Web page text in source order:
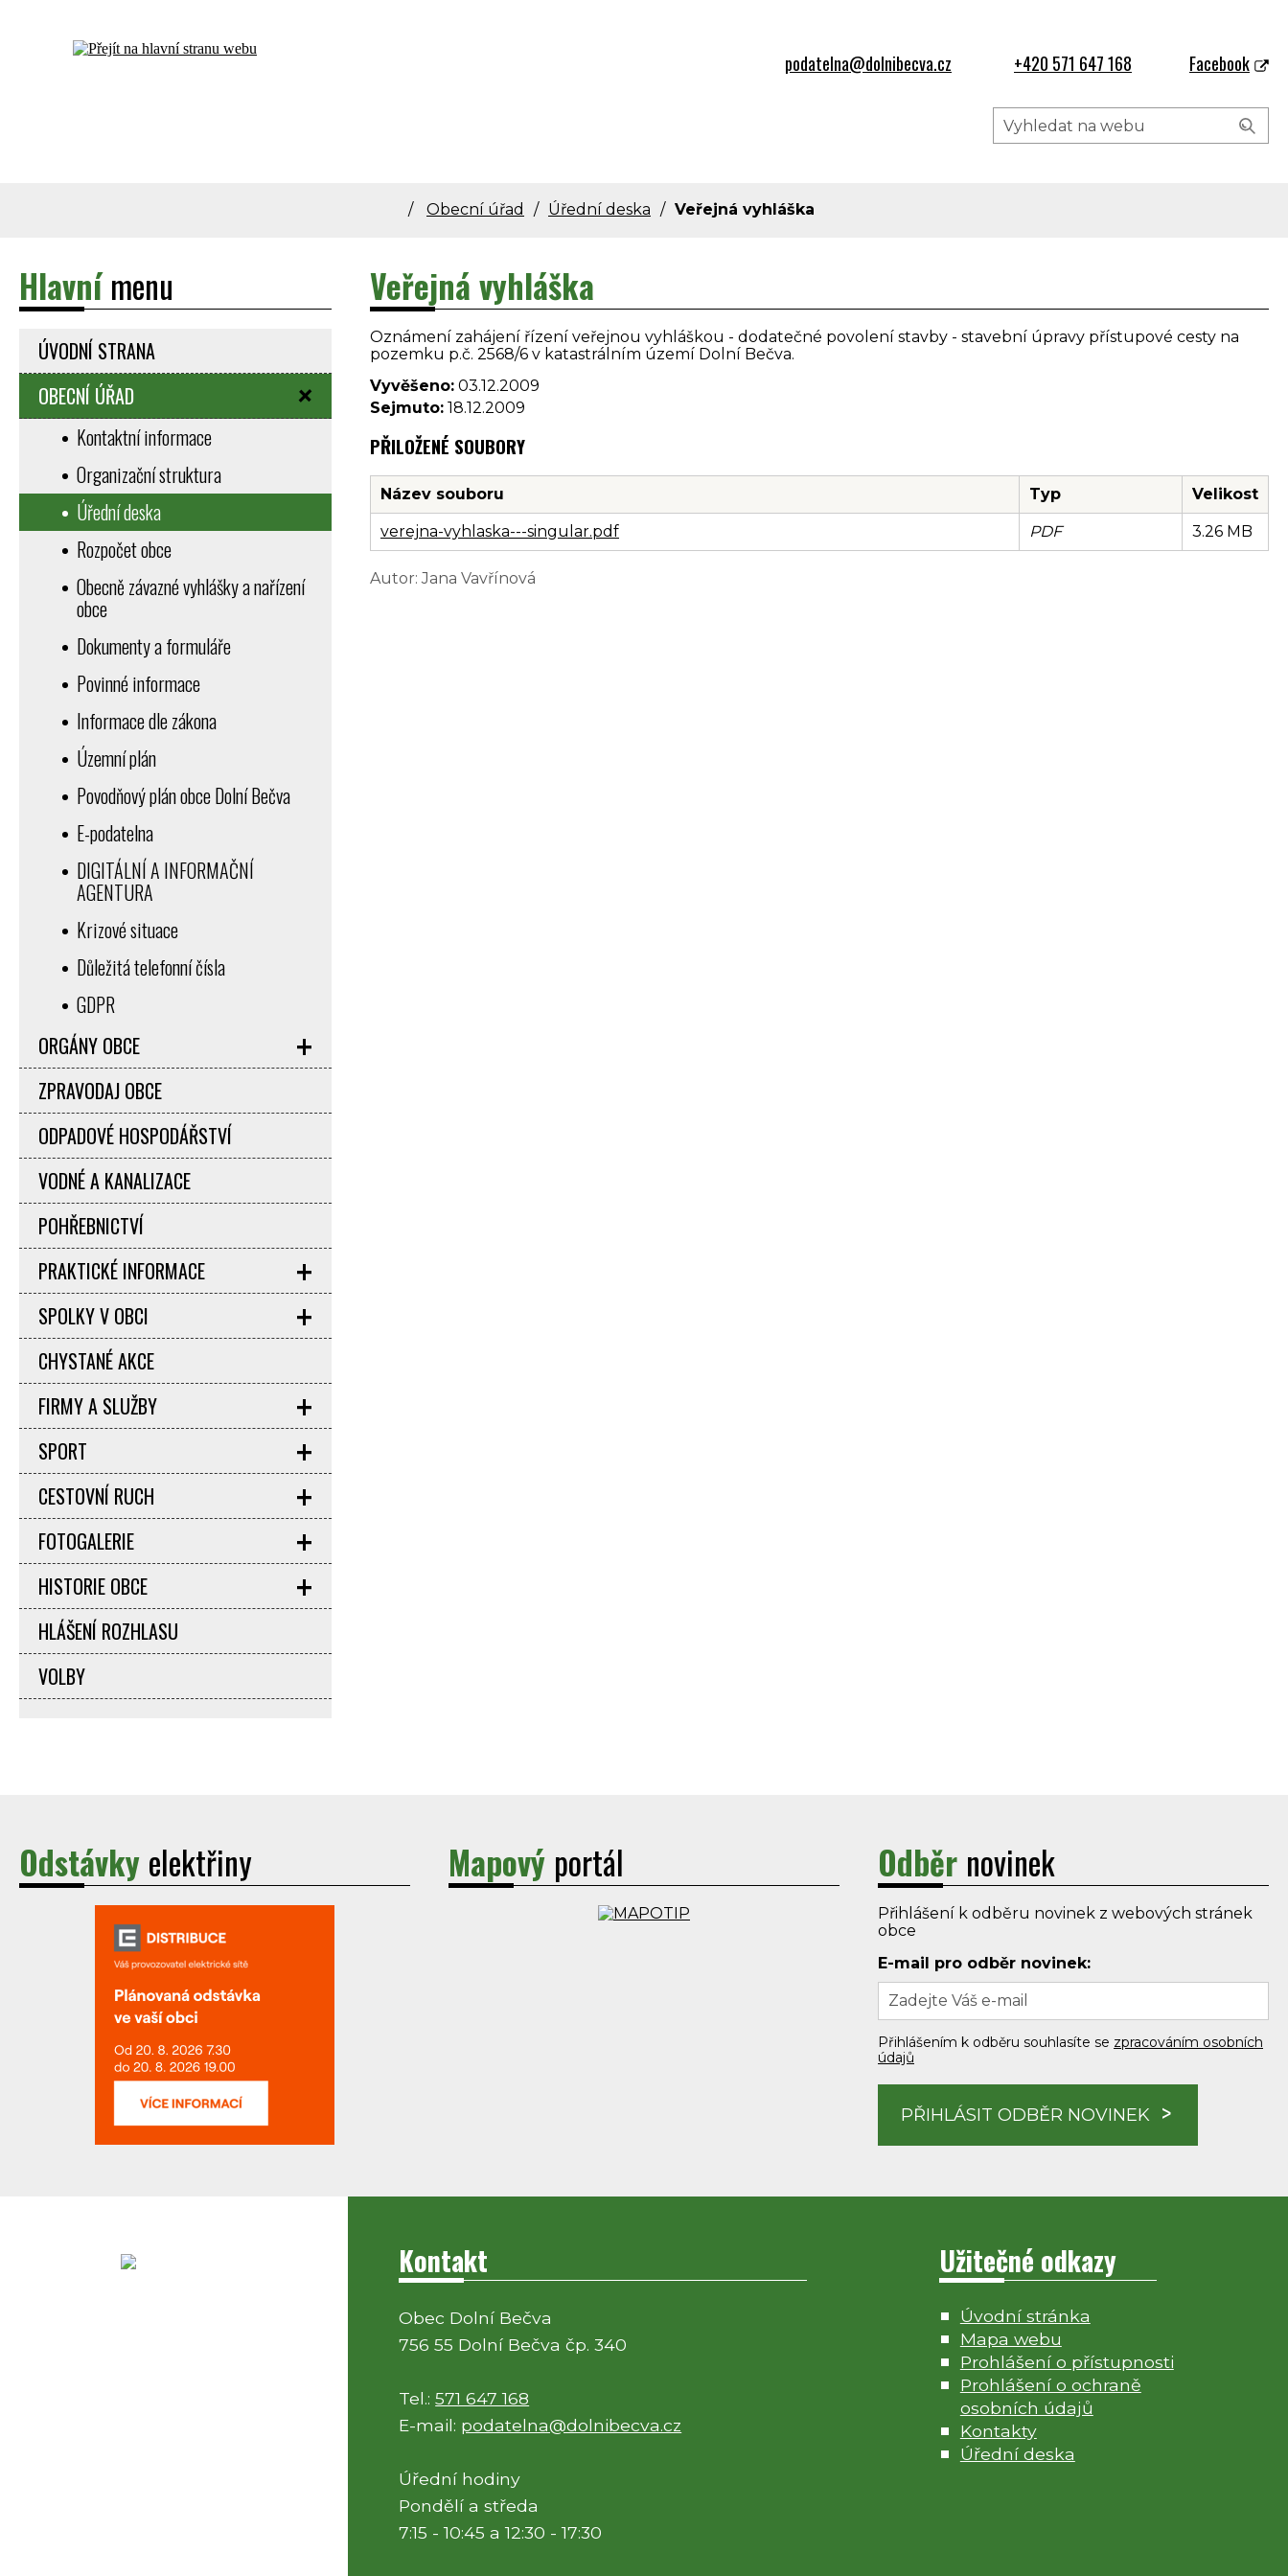
Dolní Bečva - oficiální stránky obce
podatelna@dolnibecva.cz +420 571 647 168 Facebook
Obecní úřad Úřední deska Veřejná vyhláška
Veřejná vyhláška
Oznámení zahájení řízení veřejnou vyhláškou - dodatečné povolení stavby - stavební úpravy přístupové cesty na
pozemku p.č. 2568/6 v katastrálním území Dolní Bečva.
Vyvěšeno: 03.12.2009
Sejmuto: 18.12.2009
PŘILOŽENÉ SOUBORY
Název souboru Typ Velikost
verejna-vyhlaska---singular.pdf PDF 3.26 MB
Autor: Jana Vavřínová
Hlavnímenu
ÚVODNÍ STRANA
OBECNÍ ÚŘAD
Kontaktní informace
Organizační struktura
Úřední deska
Rozpočet obce
Obecně závazné vyhlášky a nařízení
obce
Dokumenty a formuláře
Povinné informace
Informace dle zákona
Územní plán
Povodňový plán obce Dolní Bečva
E-podatelna
DIGITÁLNÍ A INFORMAČNÍ
AGENTURA
Krizové situace
Důležitá telefonní čísla
GDPR
ORGÁNY OBCE
ZPRAVODAJ OBCE
ODPADOVÉ HOSPODÁŘSTVÍ
VODNÉ A KANALIZACE
POHŘEBNICTVÍ
PRAKTICKÉ INFORMACE
SPOLKY V OBCI
CHYSTANÉ AKCE
FIRMY A SLUŽBY
SPORT
CESTOVNÍ RUCH
FOTOGALERIE
HISTORIE OBCE
HLÁŠENÍ ROZHLASU
VOLBY
Odstávky elektřiny Mapový portál Odběr novinek
Přihlášení k odběru novinek z webových stránek
obce
E-mail pro odběr novinek:
Přihlášením k odběru souhlasíte se zpracováním osobních
údajů
PŘIHLÁSIT ODBĚR NOVINEK
Kontakt
Obec Dolní Bečva
756 55 Dolní Bečva čp. 340
Tel.:571 647 168
E-mail: podatelna@dolnibecva.cz
Úřední hodiny
Pondělí a středa
7:15 - 10:45 a 12:30 - 17:30
Užitečné odkazy
Úvodní stránka
Mapa webu
Prohlášení o přístupnosti
Prohlášení o ochraně
osobních údajů
Kontakty
Úřední deska